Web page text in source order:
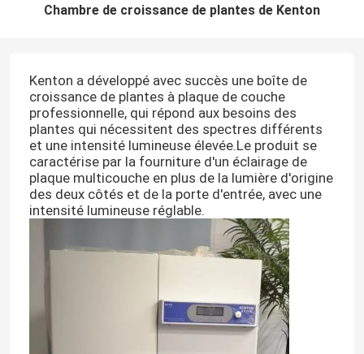
Chambre de croissance de plantes de Kenton
Kenton a développé avec succès une boîte de
croissance de plantes à plaque de couche
professionnelle, qui répond aux besoins des
plantes qui nécessitent des spectres différents
et une intensité lumineuse élevée.Le produit se
caractérise par la fourniture d'un éclairage de
plaque multicouche en plus de la lumière d'origine
des deux côtés et de la porte d'entrée, avec une
intensité lumineuse réglable.